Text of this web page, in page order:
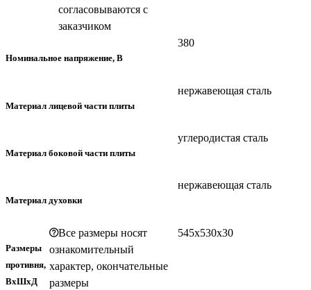
согласовываются с
заказчиком
Номинальное напряжение, В
380
Материал лицевой части плиты
нержавеющая сталь
Материал боковой части плиты
углеродистая сталь
Материал духовки
нержавеющая сталь
Размеры
противня,
ВхШхД
Все размеры носят
ознакомительный
характер, окончательные
размеры
545х530х30